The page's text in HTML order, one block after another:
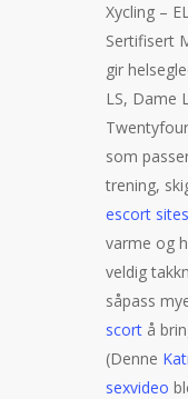
Xycling –
Sertifisert
gir
LS, Dame
som
trening,
escort sites
varme og
veldig
såpass
scort å
(Denne
sexvideo